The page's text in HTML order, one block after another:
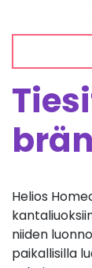
Helios
niiden
paikallisilla